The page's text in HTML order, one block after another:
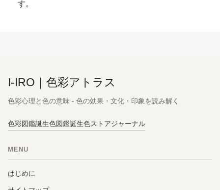
す。
I-IRO｜色彩アトラス
色彩心理と色の意味 - 色の効果・文化・印象を読み解く
色彩図鑑誕生色図鑑誕生色ストアジャーナル
MENU
はじめに